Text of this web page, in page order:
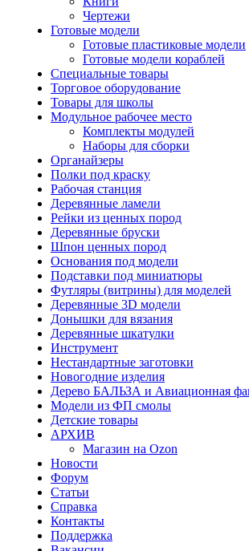
Чертежи
Готовые модели
Готовые пластиковые модели
Готовые модели кораблей
Специальные товары
Торговое оборудование
Товары для школы
Модульное рабочее место
Комплекты модулей
Наборы для сборки
Органайзеры
Полки под краску
Рабочая станция
Деревянные ламели
Рейки из ценных пород
Деревянные бруски
Шпон ценных пород
Основания под модели
Подставки под миниатюры
Футляры (витрины) для моделей
Деревянные 3D модели
Донышки для вязания
Деревянные шкатулки
Инструмент
Нестандартные заготовки
Новогодние изделия
Дерево БАЛЬЗА и Авиационная
Модели из ФП смолы
Детские товары
АРХИВ
Магазин на Ozon
Новости
Форум
Статьи
Справка
Контакты
Поддержка